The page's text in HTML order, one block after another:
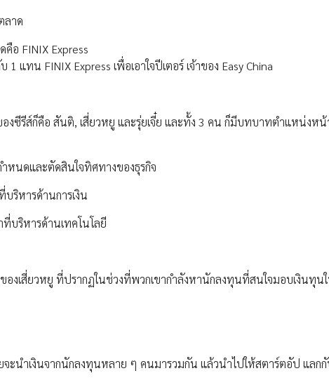
ลาด
อ FINIX Express
แทน FINIX Express เพื่อเอาใจปีเตอร์ เจ้าของ Easy China
งซีรีส์ก็คือ สันติ, เสี่ยวหยู และรุ่ยเจี๋ย และทั้ง 3 คน ก็มีบทบาทตำแหน่งห
หนดและตัดสินใจทิศทางของธุรกิจ
ริหารด้านการเงิน
บริหารด้านเทคโนโลยี
งเสี่ยวหยู ที่ปรากฏในช่วงที่พวกเขากำลังหานักลงทุนที่สนใจมอบเงินทุน
ะนำเงินจากนักลงทุนหลาย ๆ คนมารวมกัน แล้วนำไปให้สตาร์ตอัป แลกกั